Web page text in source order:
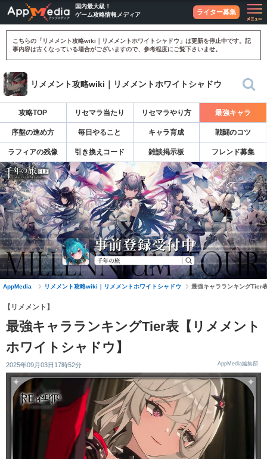
国内最大級！
ゲーム攻略情報メディア
ライター募集
こちらの「リメメント攻略wiki｜リメメントホワイトシャドウ」は更新を停止中です。記
事内容は古くなっている場合がございますので、参考程度にご覧下さいませ。
リメメント攻略wiki｜リメメントホワイトシャドウ
攻略TOP リセマラ当たり リセマラやり方 最強キャラ
序盤の進め方 毎日やること キャラ育成 戦闘のコツ
ラフィアの残像 引き換えコード 雑談掲示板 フレンド募集
AppMedia リメメント攻略wiki｜リメメントホワイトシャドウ 最強キャラランキングTier
【リメメント】
最強キャラランキングTier表【リメメント
ホワイトシャドウ】
2025年09月03日17時52分 AppMedia編集部